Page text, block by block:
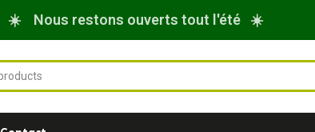
☀️ Nous restons ouverts tout l'été ☀️